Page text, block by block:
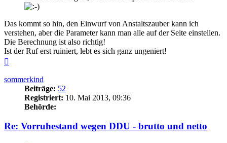
Das kommt so hin, den Einwurf von Anstaltszauber kann ich
verstehen, aber die Parameter kann man alle auf der Seite einstellen.
Die Berechnung ist also richtig!
Ist der Ruf erst ruiniert, lebt es sich ganz ungeniert!
sommerkind
Beiträge: 52
Registriert: 10. Mai 2013, 09:36
Behörde:
Re: Vorruhestand wegen DDU - brutto und netto